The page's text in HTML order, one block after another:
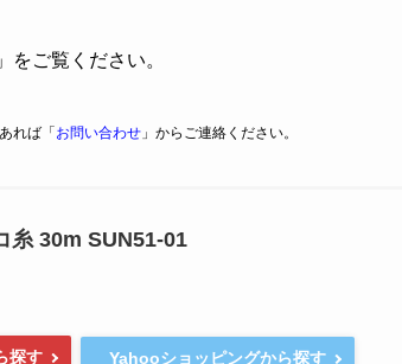
」をご覧ください。
れば「 お問い合わせ 」からご連絡ください。
糸 30m SUN51-01
探す Yahooショッピングから探す